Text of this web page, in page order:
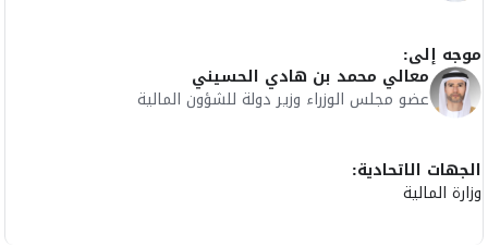
موجه إلى:
معالي محمد بن هادي الحسيني
عضو مجلس الوزراء وزير دولة للشؤون المالية
الجهات الاتحادية:
وزارة المالية